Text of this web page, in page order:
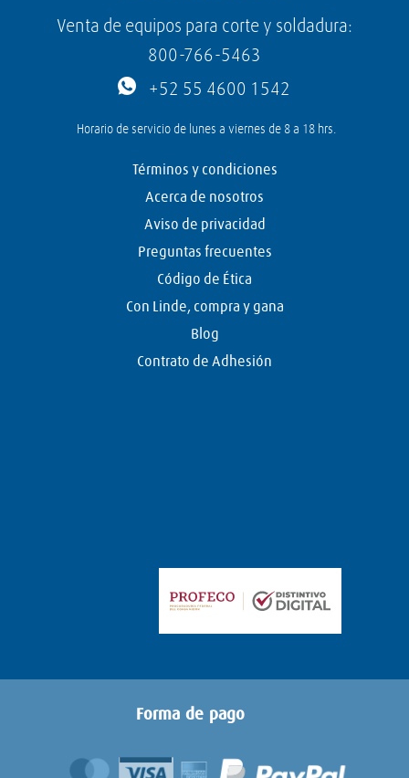
Venta de equipos para corte y soldadura:
800-766-5463
+52 55 4600 1542
Horario de servicio de lunes a viernes de 8 a 18 hrs.
Términos y condiciones
Acerca de nosotros
Aviso de privacidad
Preguntas frecuentes
Código de Ética
Con Linde, compra y gana
Blog
Contrato de Adhesión
Forma de pago